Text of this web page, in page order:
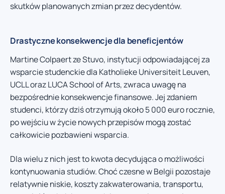
skutków planowanych zmian przez decydentów.
Drastyczne konsekwencje dla beneficjentów
Martine Colpaert ze Stuvo, instytucji odpowiadającej za
wsparcie studenckie dla Katholieke Universiteit Leuven,
UCLL oraz LUCA School of Arts, zwraca uwagę na
bezpośrednie konsekwencje finansowe. Jej zdaniem
studenci, którzy dziś otrzymują około 5 000 euro rocznie,
po wejściu w życie nowych przepisów mogą zostać
całkowicie pozbawieni wsparcia.
Dla wielu z nich jest to kwota decydująca o możliwości
kontynuowania studiów. Choć czesne w Belgii pozostaje
relatywnie niskie, koszty zakwaterowania, transportu,